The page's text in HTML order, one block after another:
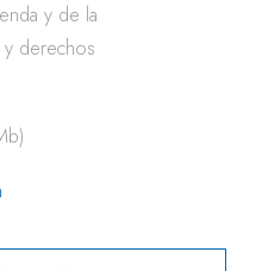
y de la
derechos